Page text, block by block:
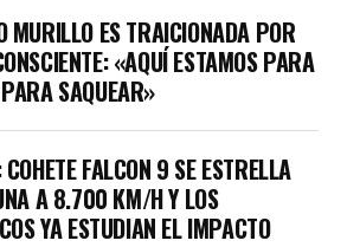
MURILLO ES TRAICIONADA POR
«AQUÍ ESTAMOS PARA
SAQUEAR»
FALCON 9 SE ESTRELLA
A 8.700 KM/H Y LOS
YA ESTUDIAN EL IMPACTO